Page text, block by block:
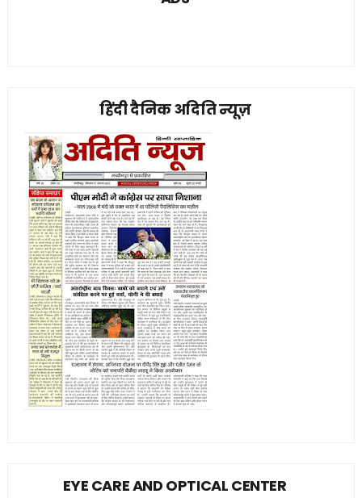
हिंदी दैनिक अदिति न्यूज़
EYE CARE AND OPTICAL CENTER